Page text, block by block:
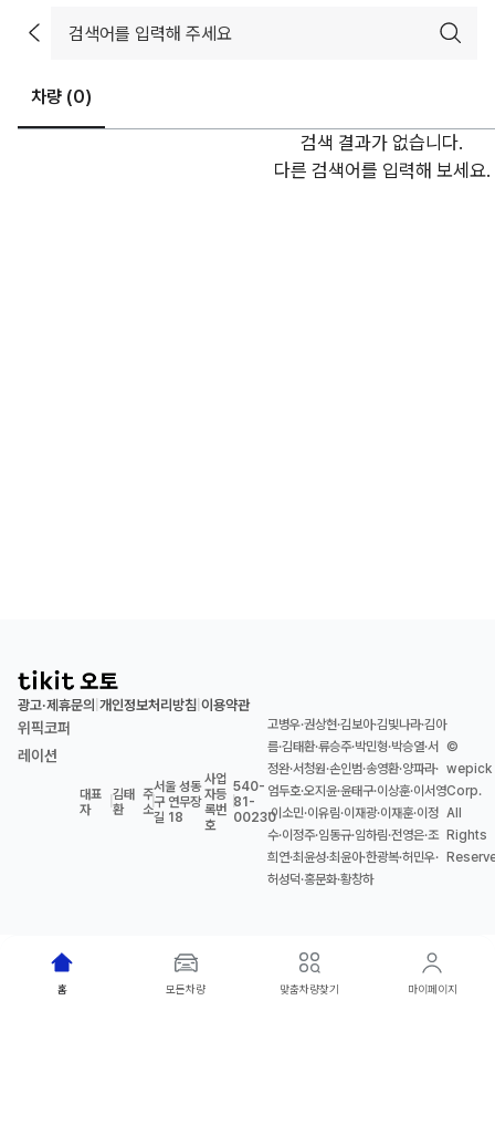
차량 (0)
검색 결과가 없습니다.
다른 검색어를 입력해 보세요.
광고·제휴문의 개인정보처리방침 이용약관
위픽코퍼
레이션
대표
자
|김태
환
주
소|
서울 성동
구 연무장
길 18
사업
자등
록번
호
|
540-
81-
00230
고병우·권상현·김보아·김빛나라·김아
름·김태환·류승주·박민형·박승열·서
정완·서청원·손인범·송영환·양파라·
엄두호·오지윤·윤태구·이상훈·이서영
·이소민·이유림·이재광·이재훈·이정
수·이정주·임동규·임하림·전영은·조
희연·최윤성·최윤아·한광복·허민우·
허성덕·홍문화·황창하
©
wepick
Corp.
All
Rights
홈 모든차량 맞춤차량찾기 마이페이지